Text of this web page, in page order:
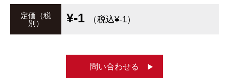
定価（税
別）
¥-1 （税込¥-1）
問い合わせる